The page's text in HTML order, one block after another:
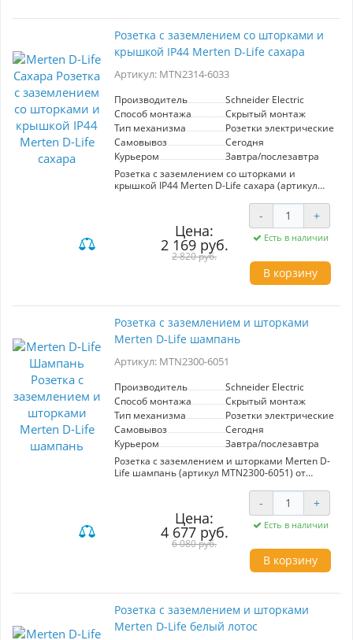
сахара легко впишется в любой интерьер.
загрязнений, сохраняя ее эстетичный вид.
Установка не требует специальных навыков,
Обеспечьте безопасность и стиль в своем
Розетка с заземлением со шторками и
крышкой IP44 Merten D-Life сахара
Артикул: MTN2314-6033
Производитель
Schneider Electric
Способ монтажа
Скрытый монтаж
Тип механизма
Розетки электрические
Самовывоз
Сегодня
Курьером
Завтра/послезавтра
Розетка с заземлением со шторками и
крышкой IP44 Merten D-Life сахара (артикул
идеальное решение для обеспечения
безопасности и комфорта в помещениях с
повышенной влажностью. Защита от влаги и
пыли по стандарту IP44 делает её подходящей
для использования в ванных комнатах, кухнях
и на открытых балконах. Шторки
обеспечивают дополнительную безопасность,
посторонних предметов. Эстетичный дизайн в
интерьер. Удобная установка и высокое
качество материалов гарантируют
розетку, вы получаете безопасное и стильное
Цена:
2 169 руб.
2 820 руб.
- +
Есть в наличии
В корзину
Розетка с заземлением и шторками
Merten D-Life шампань
Артикул: MTN2300-6051
Производитель
Schneider Electric
Способ монтажа
Скрытый монтаж
Тип механизма
Розетки электрические
Самовывоз
Сегодня
Курьером
Завтра/послезавтра
Розетка с заземлением и шторками Merten D-
Life шампань (артикул MTN2300-6051) от
дизайн и высокую функциональность. Шторки
обеспечивают дополнительную защиту от
случайного контакта, что делает устройство
безопасным для использования в домах с
детьми. Заземление гарантирует надежную
работу подключаемых приборов и защиту от
перенапряжений. Цвет шампань придаёт
любой интерьер. Модель легко
типами стеновых покрытий.
Высококачественные материалы
Цена:
4 677 руб.
6 080 руб.
- +
Есть в наличии
В корзину
Розетка с заземлением и шторками
Merten D-Life белый лотос